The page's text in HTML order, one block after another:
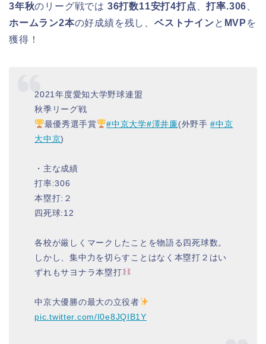
3年秋のリーグ戦では 36打数11安打4打点 、打率.306
ホームラン2本の好成績を残し、ベストナインと MVP を
獲得！
2021年度愛知大学野球連盟
秋季リーグ戦
最優秀選手賞
#中京大学#澤井廉(外野手#中京
大中京)
・主な成績
打率:306
本塁打:２
四死球:12
各校が厳しくマークしたことを物語る四死球数。
しかし、集中力を切らすことはなく本塁打２はい
ずれもサヨナラ本塁打
中京大優勝の最大の立役者
pic.twitter.com/I0e8JQIB1Y